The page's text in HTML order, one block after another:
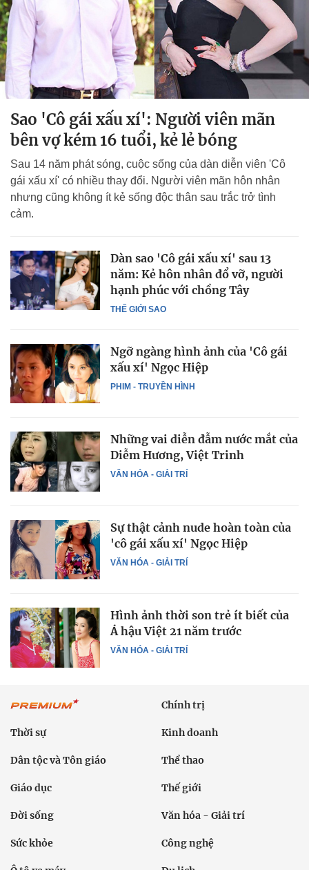
Sao 'Cô gái xấu xí': Người viên mãn
bên vợ kém 16 tuổi, kẻ lẻ bóng
Sau 14 năm phát sóng, cuộc sống của dàn diễn viên 'Cô
gái xấu xí' có nhiều thay đổi. Người viên mãn hôn nhân
nhưng cũng không ít kẻ sống độc thân sau trắc trở tình
cảm.
THẾ GIỚI SAO
Dàn sao 'Cô gái xấu xí' sau 13
năm: Kẻ hôn nhân đổ vỡ, người
hạnh phúc với chồng Tây
PHIM - TRUYỀN HÌNH
Ngỡ ngàng hình ảnh của 'Cô gái
xấu xí' Ngọc Hiệp
VĂN HÓA - GIẢI TRÍ
Những vai diễn đẫm nước mắt của
Diễm Hương, Việt Trinh
VĂN HÓA - GIẢI TRÍ
Sự thật cảnh nude hoàn toàn của
'cô gái xấu xí' Ngọc Hiệp
VĂN HÓA - GIẢI TRÍ
Hình ảnh thời son trẻ ít biết của
Á hậu Việt 21 năm trước
Chính trị
Thời sự Kinh doanh
Dân tộc và Tôn giáo Thể thao
Giáo dục Thế giới
Đời sống Văn hóa - Giải trí
Sức khỏe Công nghệ